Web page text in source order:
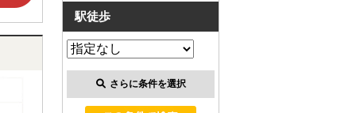
駅徒歩
さらに条件を選択